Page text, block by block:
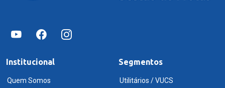
Institucional
Quem Somos
Segmentos
Utilitários / VUCS